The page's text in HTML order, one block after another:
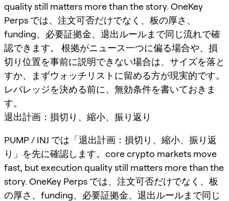
quality still matters more than the story. OneKey
Perps では、注文可否だけでなく、板の厚さ、
funding、必要証拠金、退出ルールまで同じ流れで確
認できます。 根拠がニュース一つに偏る場合や、損
切り位置を事前に説明できない場合は、サイズを落と
すか、まずウォッチリストに留める方が現実的です。
レバレッジを決める前に、無効条件を書いておきま
す。
退出計画：損切り、縮小、振り返り
PUMP / INJ では「退出計画：損切り、縮小、振り返
り」を先に確認します。core crypto markets move
fast, but execution quality still matters more than the
story. OneKey Perps では、注文可否だけでなく、板
の厚さ、funding、必要証拠金、退出ルールまで同じ